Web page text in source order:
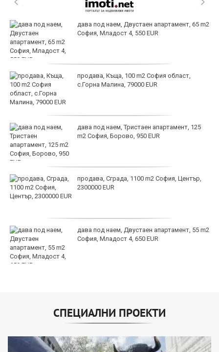
дава под наем, Двустаен апартамент, 65 m2
София, Младост 4, 550 EUR
продава, Къща, 100 m2 София област,
с.Горна Малина, 79000 EUR
дава под наем, Тристаен апартамент, 125
m2 София, Борово, 950 EUR
продава, Сграда, 1100 m2 София, Център,
2300000 EUR
дава под наем, Двустаен апартамент, 55 m2
София, Младост 4, 650 EUR
СПЕЦИАЛНИ ПРОЕКТИ